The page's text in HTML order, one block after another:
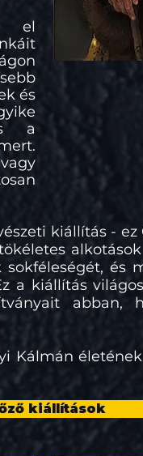
el
és
a
kiállítás -
és
a kiállítás
abban,
Kálmán
kiállítások